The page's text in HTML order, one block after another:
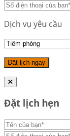
Dịch vụ yêu cầu
Đặt lịch hẹn